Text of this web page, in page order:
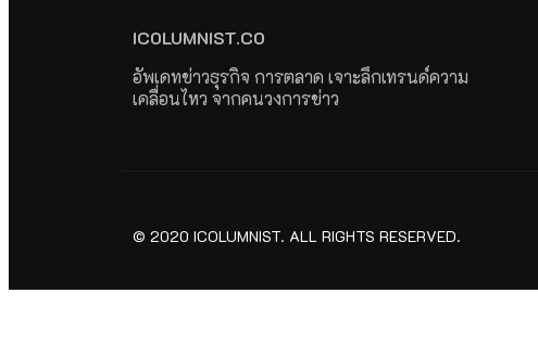
ICOLUMNIST.CO
อัพเดทข่าวธุรกิจ การตลาด เจาะลึกเทรนด์ความ
เคลื่อนไหว จากคนวงการข่าว
© 2020 ICOLUMNIST. ALL RIGHTS RESERVED.